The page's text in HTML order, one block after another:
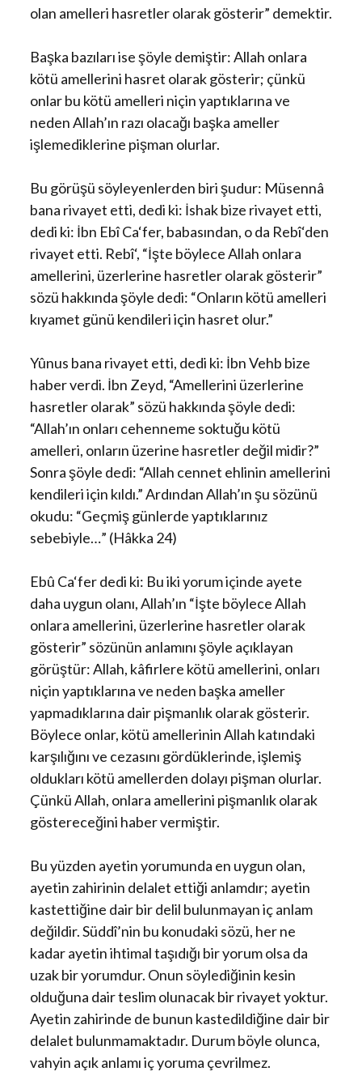
olan amelleri hasretler olarak gösterir” demektir.
Başka bazıları ise şöyle demiştir: Allah onlara
kötü amellerini hasret olarak gösterir; çünkü
onlar bu kötü amelleri niçin yaptıklarına ve
neden Allah’ın razı olacağı başka ameller
işlemediklerine pişman olurlar.
Bu görüşü söyleyenlerden biri şudur: Müsennâ
bana rivayet etti, dedi ki: İshak bize rivayet etti,
dedi ki: İbn Ebî Ca‘fer, babasından, o da Rebî‘den
rivayet etti. Rebî‘, “İşte böylece Allah onlara
amellerini, üzerlerine hasretler olarak gösterir”
sözü hakkında şöyle dedi: “Onların kötü amelleri
kıyamet günü kendileri için hasret olur.”
Yûnus bana rivayet etti, dedi ki: İbn Vehb bize
haber verdi. İbn Zeyd, “Amellerini üzerlerine
hasretler olarak” sözü hakkında şöyle dedi:
“Allah’ın onları cehenneme soktuğu kötü
amelleri, onların üzerine hasretler değil midir?”
Sonra şöyle dedi: “Allah cennet ehlinin amellerini
kendileri için kıldı.” Ardından Allah’ın şu sözünü
okudu: “Geçmiş günlerde yaptıklarınız
sebebiyle…” (Hâkka 24)
Ebû Ca‘fer dedi ki: Bu iki yorum içinde ayete
daha uygun olanı, Allah’ın “İşte böylece Allah
onlara amellerini, üzerlerine hasretler olarak
gösterir” sözünün anlamını şöyle açıklayan
görüştür: Allah, kâfirlere kötü amellerini, onları
niçin yaptıklarına ve neden başka ameller
yapmadıklarına dair pişmanlık olarak gösterir.
Böylece onlar, kötü amellerinin Allah katındaki
karşılığını ve cezasını gördüklerinde, işlemiş
oldukları kötü amellerden dolayı pişman olurlar.
Çünkü Allah, onlara amellerini pişmanlık olarak
göstereceğini haber vermiştir.
Bu yüzden ayetin yorumunda en uygun olan,
ayetin zahirinin delalet ettiği anlamdır; ayetin
kastettiğine dair bir delil bulunmayan iç anlam
değildir. Süddî’nin bu konudaki sözü, her ne
kadar ayetin ihtimal taşıdığı bir yorum olsa da
uzak bir yorumdur. Onun söylediğinin kesin
olduğuna dair teslim olunacak bir rivayet yoktur.
Ayetin zahirinde de bunun kastedildiğine dair bir
delalet bulunmamaktadır. Durum böyle olunca,
vahyin açık anlamı iç yoruma çevrilmez.